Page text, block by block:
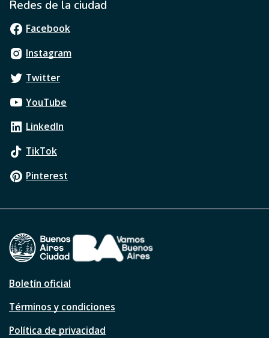
Redes de la ciudad
Facebook
Instagram
Twitter
YouTube
LinkedIn
TikTok
Pinterest
Boletín oficial
Términos y condiciones
Política de privacidad